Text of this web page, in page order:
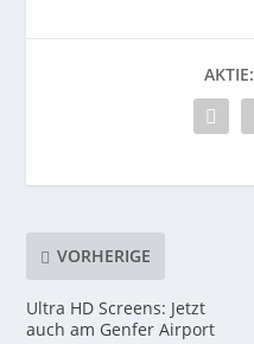
AKTIE:
VORHERIGE
Ultra HD Screens: Jetzt
auch am Genfer Airport